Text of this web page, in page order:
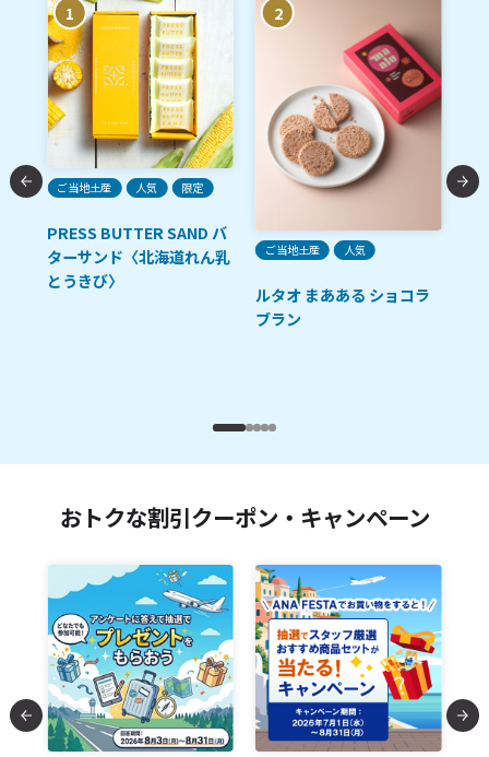
1
ご当地土産 人気 限定
PRESS BUTTER SAND バ
ターサンド〈北海道れん乳
とうきび〉
2
ご当地土産 人気
ルタオ まあある ショコラ
ブラン
函
おトクな割引クーポン・キャンペーン